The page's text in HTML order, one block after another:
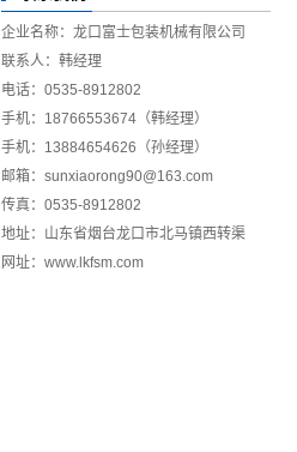
企业名称：龙口富士包装机械有限公司
联系人：韩经理
电话：0535-8912802
手机：18766553674（韩经理）
手机：13884654626（孙经理）
邮箱：sunxiaorong90@163.com
传真：0535-8912802
地址：山东省烟台龙口市北马镇西转渠
网址：www.lkfsm.com